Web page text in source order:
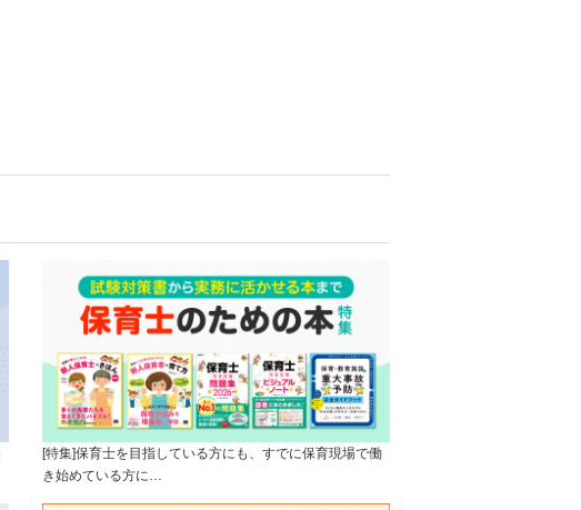
[特集]保育士を目指している方にも、すでに保育現場で働
き始めている方に…